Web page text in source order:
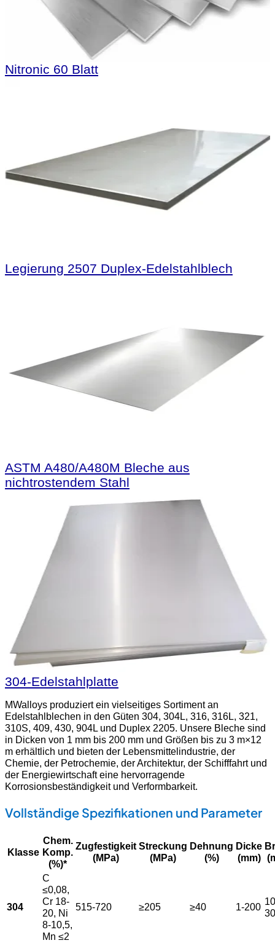
Nitronic 60 Blatt
Legierung 2507 Duplex-Edelstahlblech
ASTM A480/A480M Bleche aus
nichtrostendem Stahl
304-Edelstahlplatte
MWalloys produziert ein vielseitiges Sortiment an
Edelstahlblechen in den Güten 304, 304L, 316, 316L, 321,
310S, 409, 430, 904L und Duplex 2205. Unsere Bleche sind
in Dicken von 1 mm bis 200 mm und Größen bis zu 3 m×12
m erhältlich und bieten der Lebensmittelindustrie, der
Chemie, der Petrochemie, der Architektur, der Schifffahrt und
der Energiewirtschaft eine hervorragende
Korrosionsbeständigkeit und Verformbarkeit.
Vollständige Spezifikationen und Parameter
Klasse
Chem.
Komp.
(%)*
Zugfestigkeit
(MPa)
Streckung
(MPa)
Dehnung
(%)
Dicke
(mm)
304
C
≤0,08,
Cr 18-
20, Ni
8-10,5,
Mn ≤2
515-720 ≥205 ≥40 1-200